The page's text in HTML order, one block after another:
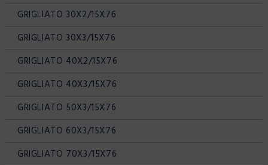
GRIGLIATO 30X2/15X76
GRIGLIATO 30X3/15X76
GRIGLIATO 40X2/15X76
GRIGLIATO 40X3/15X76
GRIGLIATO 50X3/15X76
GRIGLIATO 60X3/15X76
GRIGLIATO 70X3/15X76